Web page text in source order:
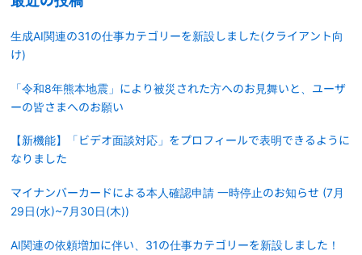
生成AI関連の31の仕事カテゴリーを新設しました(クライアント向
け)
「令和8年熊本地震」により被災された方へのお見舞いと、ユーザ
ーの皆さまへのお願い
【新機能】「ビデオ面談対応」をプロフィールで表明できるように
なりました
マイナンバーカードによる本人確認申請 一時停止のお知らせ (7月
29日(水)~7月30日(木))
AI関連の依頼増加に伴い、31の仕事カテゴリーを新設しました！